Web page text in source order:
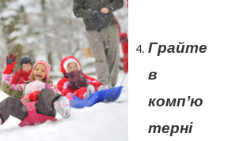
Грайте
в
комп’ю
терні